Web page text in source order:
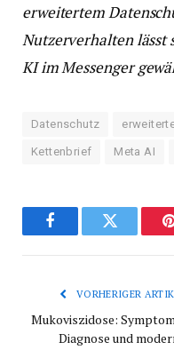
erweitertem
Nutzerverhalten lässt
KI im Messenger
Datenschutz
Kettenbrief Meta AI
FacebookTwitter
VORHERIGER
Mukoviszidose:
Diagnose und